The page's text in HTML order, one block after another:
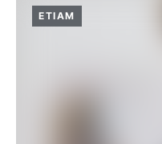
ETIAM